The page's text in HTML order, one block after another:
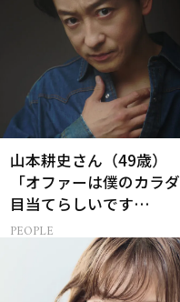
山本耕史さん（49歳）
「オファーは僕のカラダ
目当てらしいです
（笑）」全編英語ミュー
ジカルへの挑戦
PEOPLE